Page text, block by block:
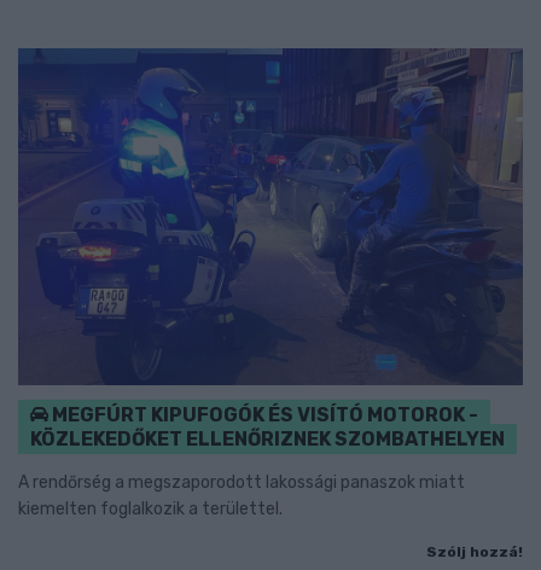
MEGFÚRT KIPUFOGÓK ÉS VISÍTÓ MOTOROK -
KÖZLEKEDŐKET ELLENŐRIZNEK SZOMBATHELYEN
A rendőrség a megszaporodott lakossági panaszok miatt
kiemelten foglalkozik a területtel.
Szólj hozzá!